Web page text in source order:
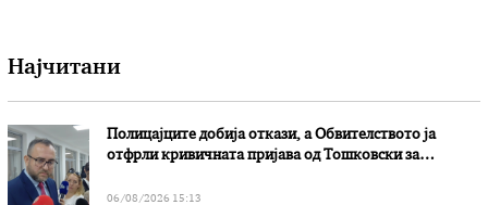
Најчитани
Полицајците добија откази, а Обвителството ја
отфрли кривичната пријава од Тошковски за
06/08/2026 15:13